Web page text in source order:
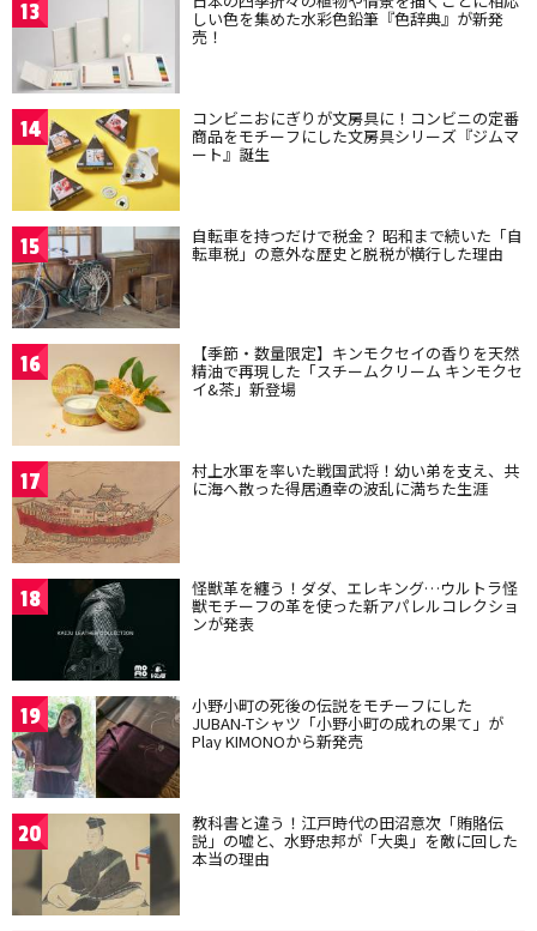
13 しい色を集めた水彩色鉛筆『色辞典』が新発
売！
14 コンビニおにぎりが文房具に！コンビニの定番
商品をモチーフにした文房具シリーズ『ジムマ
ート』誕生
15 自転車を持つだけで税金？ 昭和まで続いた「自
転車税」の意外な歴史と脱税が横行した理由
16 【季節・数量限定】キンモクセイの香りを天然
精油で再現した「スチームクリーム キンモクセ
イ&茶」新登場
17 村上水軍を率いた戦国武将！幼い弟を支え、共
に海へ散った得居通幸の波乱に満ちた生涯
18 怪獣革を纏う！ダダ、エレキング…ウルトラ怪
獣モチーフの革を使った新アパレルコレクショ
ンが発表
19 小野小町の死後の伝説をモチーフにした
JUBAN-Tシャツ「小野小町の成れの果て」が
Play KIMONOから新発売
20 教科書と違う！江戸時代の田沼意次「賄賂伝
説」の嘘と、水野忠邦が「大奥」を敵に回した
本当の理由